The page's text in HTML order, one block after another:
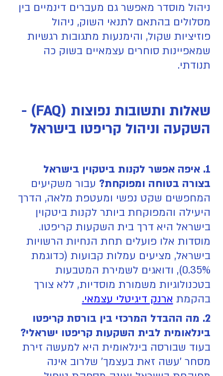
ניהול מוסדר מאפשר גם מעברים דינמיים בין
מסלולים בהתאם לתנאי השוק, ניהול
פוזיציות שקול, והימנעות מתגובות רגשיות
שמאפיינות סוחרים עצמאיים בשוק כה
תנודתי.
שאלות ותשובות נפוצות (FAQ) -
השקעה וניהול קריפטו בישראל
1. איפה אפשר לקנות ביטקוין בישראל
בצורה בטוחה ומפוקחת? עבור משקיעים
המחפשים שקט נפשי ומעטפת מלאה, הדרך
היעילה והמפוקחת ביותר לקנות ביטקוין
בישראל היא דרך בית השקעות קריפטו.
מוסדות אלו פועלים תחת הנחיות הרשויות
בישראל, מציעים עמלות קבועות (כדוגמת
0.35%), ודואגים לשמירת המטבעות
בטכנולוגיות משמורת מוסדיות, ללא צורך
בהקמת ארנק דיגיטלי עצמאי.
2. מה ההבדל המרכזי בין בורסת קריפטו
בינלאומית לבית השקעות קריפטו ישראלי?
בעוד שבורסה בינלאומית היא למעשה זירת
מסחר 'עשה זאת בעצמך' שלרוב אינה